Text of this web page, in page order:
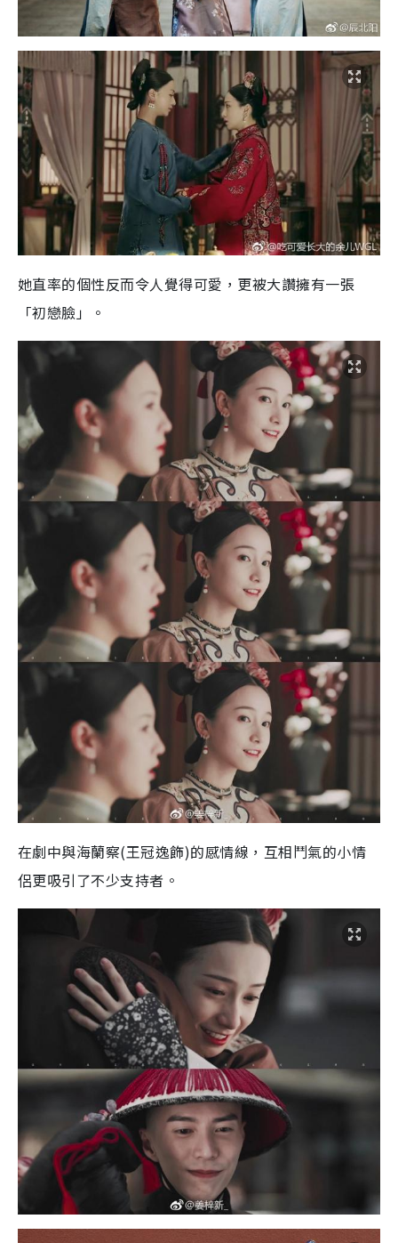
她直率的個性反而令人覺得可愛，更被大讚擁有一張
「初戀臉」。
在劇中與海蘭察(王冠逸飾)的感情線，互相鬥氣的小情
侶更吸引了不少支持者。